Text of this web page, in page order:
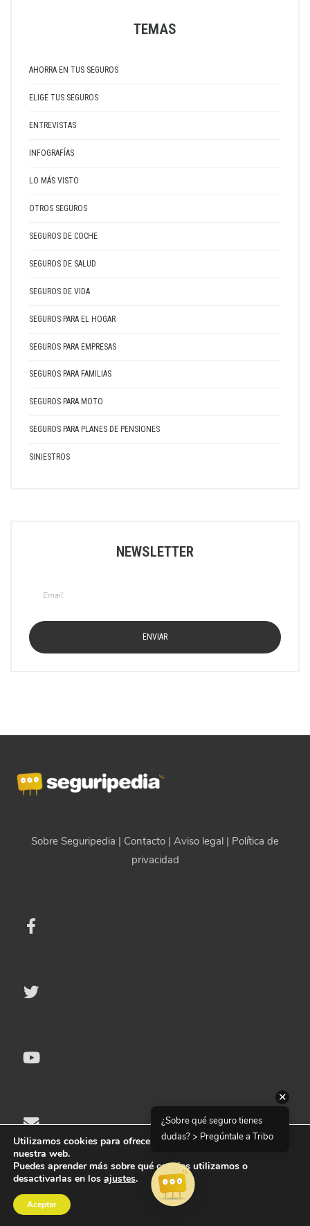
TEMAS
AHORRA EN TUS SEGUROS
ELIGE TUS SEGUROS
ENTREVISTAS
INFOGRAFÍAS
LO MÁS VISTO
OTROS SEGUROS
SEGUROS DE COCHE
SEGUROS DE SALUD
SEGUROS DE VIDA
SEGUROS PARA EL HOGAR
SEGUROS PARA EMPRESAS
SEGUROS PARA FAMILIAS
SEGUROS PARA MOTO
SEGUROS PARA PLANES DE PENSIONES
SINIESTROS
NEWSLETTER
Sobre Seguripedia | Contacto | Aviso legal | Política de
privacidad
© 2025 Seguripedia | Todos los derechos reservados
Utilizamos cookies para ofrecerte la mejor experiencia en
nuestra web.
Puedes aprender más sobre qué cookies utilizamos o
desactivarlas en los ajustes.
Aceptar
✕
¿Sobre qué seguro tienes
dudas? > Pregúntale a Tribo